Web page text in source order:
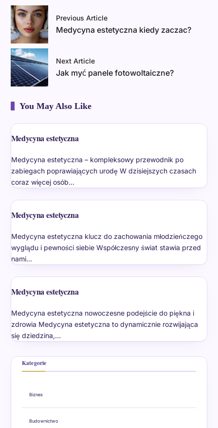
Previous Article
Medycyna estetyczna kiedy zaczac?
Next Article
Jak myć panele fotowoltaiczne?
You May Also Like
Medycyna estetyczna
Medycyna estetyczna – kompleksowy przewodnik po
zabiegach poprawiających urodę W dzisiejszych czasach
coraz więcej osób…
Medycyna estetyczna
Medycyna estetyczna klucz do zachowania młodzieńczego
wyglądu i pewności siebie Współczesny świat stawia przed
nami…
Medycyna estetyczna
Medycyna estetyczna nowoczesne podejście do piękna i
zdrowia Medycyna estetyczna to dynamicznie rozwijająca
się dziedzina,…
Kategorie
Biznes
Budownictwo